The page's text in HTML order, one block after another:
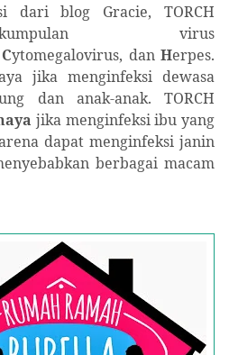
dari blog Gracie, TORCH
virus
Cytomegalovirus, dan Herpes.
jika menginfeksi dewasa
dan anak-anak. TORCH
jika menginfeksi ibu yang
dapat menginfeksi janin
berbagai macam